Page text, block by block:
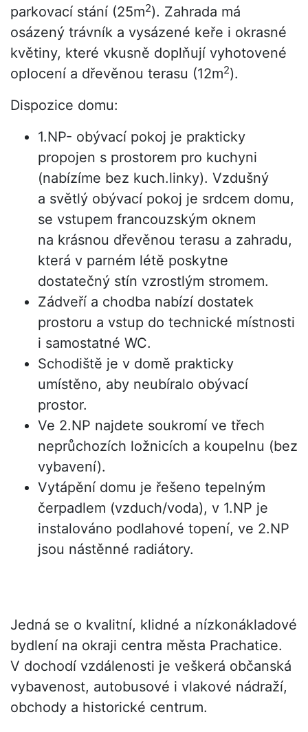
parkovací stání (25m2). Zahrada má
osázený trávník a vysázené keře i okrasné
květiny, které vkusně doplňují vyhotovené
oplocení a dřevěnou terasu (12m2).
Dispozice domu:
1.NP- obývací pokoj je prakticky
propojen s prostorem pro kuchyni
(nabízíme bez kuch.linky). Vzdušný
a světlý obývací pokoj je srdcem domu,
se vstupem francouzským oknem
na krásnou dřevěnou terasu a zahradu,
která v parném létě poskytne
dostatečný stín vzrostlým stromem.
Zádveří a chodba nabízí dostatek
prostoru a vstup do technické místnosti
i samostatné WC.
Schodiště je v domě prakticky
umístěno, aby neubíralo obývací
prostor.
Ve 2.NP najdete soukromí ve třech
neprůchozích ložnicích a koupelnu (bez
vybavení).
Vytápění domu je řešeno tepelným
čerpadlem (vzduch/voda), v 1.NP je
instalováno podlahové topení, ve 2.NP
jsou nástěnné radiátory.
Jedná se o kvalitní, klidné a nízkonákladové
bydlení na okraji centra města Prachatice.
V dochodí vzdálenosti je veškerá občanská
vybavenost, autobusové i vlakové nádraží,
obchody a historické centrum.